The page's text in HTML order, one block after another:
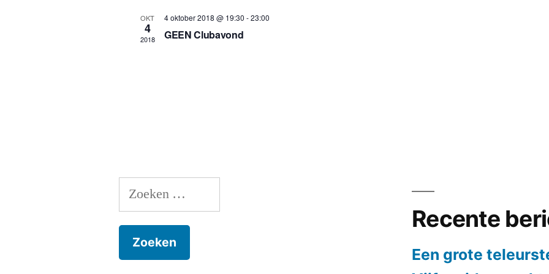
OKT
4
2018
4 oktober 2018 @ 19:30 -23:00
GEEN Clubavond
Zoeken
naar:
Recente
Een grote